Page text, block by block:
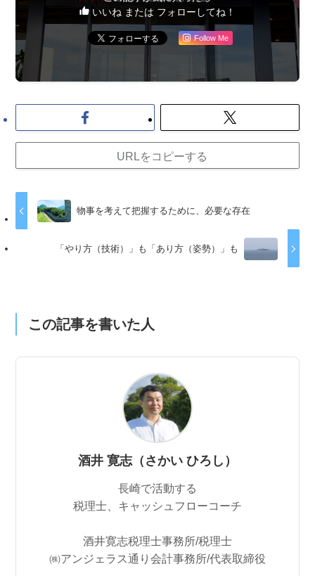
いいね または フォローしてね！
Follow Me
URLをコピーする
物事を考えて把握するために、必要な存在
「やり方（技術）」も「あり方（姿勢）」も
この記事を書いた人
酒井 寛志（さかい ひろし）
長崎で活動する
税理士、キャッシュフローコーチ
酒井寛志税理士事務所/税理士
㈱アンジェラス通り会計事務所/代表取締役